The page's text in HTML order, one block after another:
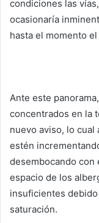
condiciones las
ocasionaría
hasta el momento
Ante este
concentrados en la
nuevo aviso, lo cual
estén
desembocando con
espacio de los
insuficientes
saturación.